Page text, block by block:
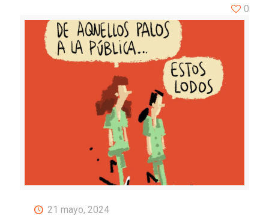
21 mayo, 2024
0